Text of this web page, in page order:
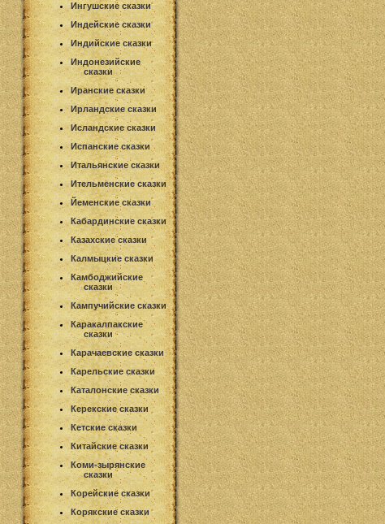
Ингушские сказки
Индейские сказки
Индийские сказки
Индонезийские
сказки
Иранские сказки
Ирландские сказки
Исландские сказки
Испанские сказки
Итальянские сказки
Ительменские сказки
Йеменские сказки
Кабардинские сказки
Казахские сказки
Калмыцкие сказки
Камбоджийские
сказки
Кампучийские сказки
Каракалпакские
сказки
Карачаевские сказки
Карельские сказки
Каталонские сказки
Керекские сказки
Кетские сказки
Китайские сказки
Коми-зырянские
сказки
Корейские сказки
Корякские сказки